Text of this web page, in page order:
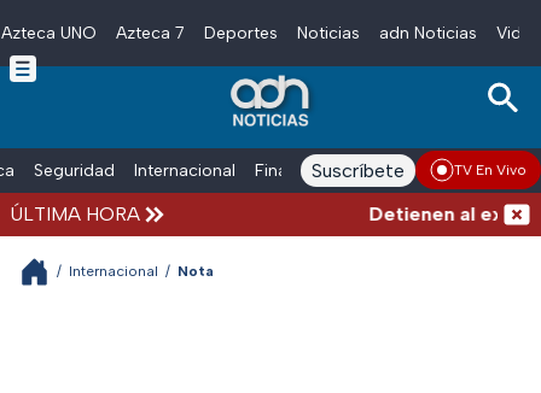
Skip to main content
Azteca UNO Azteca 7 Deportes Noticias adn Noticias
Seguridad Internacional Finanzas adn Noticias Radio
Suscríbete TV En Vivo
ÚLTIMA HORA Detienen al
/ Internacional / Nota